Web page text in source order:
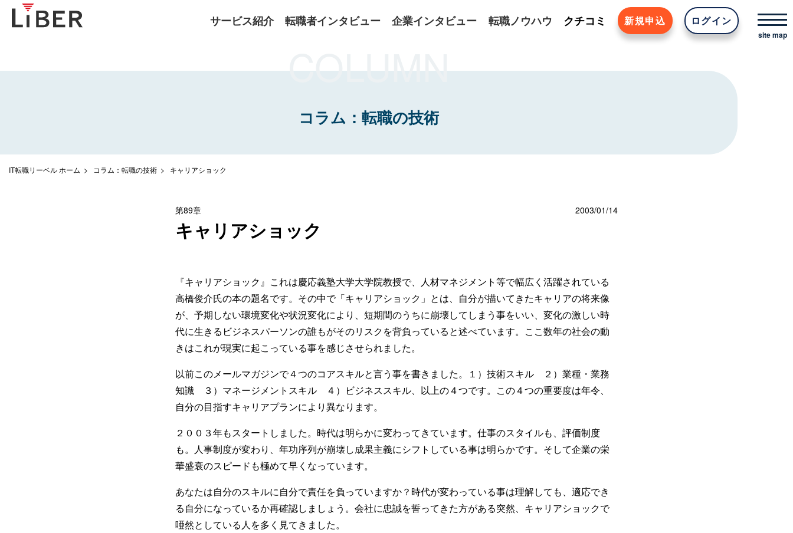
サービス紹介 転職者インタビュー 企業インタビュー 転職ノウハウ クチコミ 新規申込 ログイン
COLUMN
コラム：転職の技術
IT転職リーベル ホーム コラム：転職の技術 キャリアショック
第89章 2003/01/14
キャリアショック
『キャリアショック』これは慶応義塾大学大学院教授で、人材マネジメント等で幅広く活躍されている
高橋俊介氏の本の題名です。その中で「キャリアショック」とは、自分が描いてきたキャリアの将来像
が、予期しない環境変化や状況変化により、短期間のうちに崩壊してしまう事をいい、変化の激しい時
代に生きるビジネスパーソンの誰もがそのリスクを背負っていると述べています。ここ数年の社会の動
きはこれが現実に起こっている事を感じさせられました。
以前このメールマガジンで４つのコアスキルと言う事を書きました。１）技術スキル ２）業種・業務
知識 ３）マネージメントスキル ４）ビジネススキル、以上の４つです。この４つの重要度は年令、
自分の目指すキャリアプランにより異なります。
２００３年もスタートしました。時代は明らかに変わってきています。仕事のスタイルも、評価制度
も。人事制度が変わり、年功序列が崩壊し成果主義にシフトしている事は明らかです。そして企業の栄
華盛衰のスピードも極めて早くなっています。
あなたは自分のスキルに自分で責任を負っていますか？時代が変わっている事は理解しても、適応でき
る自分になっているか再確認しましょう。会社に忠誠を誓ってきた方がある突然、キャリアショックで
唖然としている人を多く見てきました。